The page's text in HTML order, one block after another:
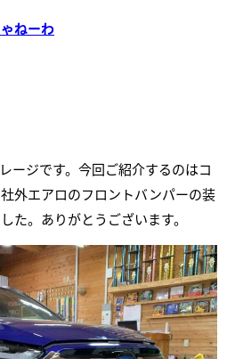
ねーわ
ージです。今回ご紹介するのはコ
外エアロのフロントバンパーの装
た。ありがとうございます。